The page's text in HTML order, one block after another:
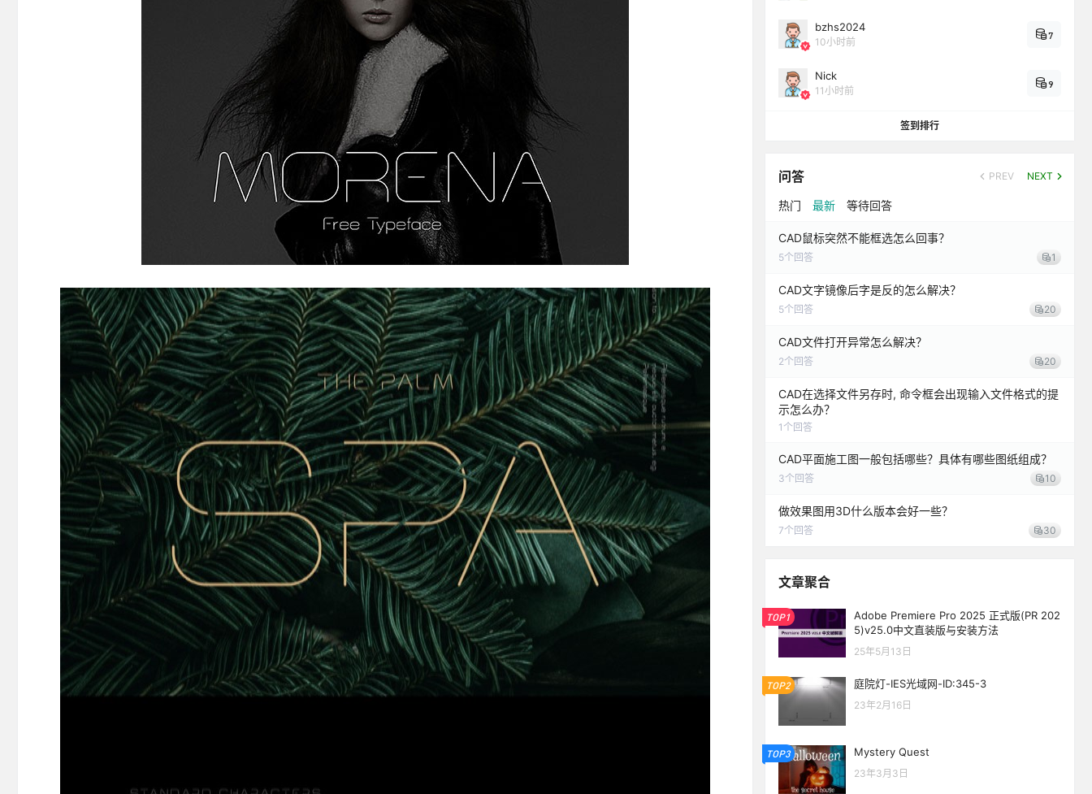
bzhs2024
10小时前
7
Nick
11小时前
9
签到排行
问答 PREV NEXT
热门 最新 等待回答
CAD鼠标突然不能框选怎么回事？
5个回答 1
CAD文字镜像后字是反的怎么解决？
5个回答 20
CAD文件打开异常怎么解决？
2个回答 20
CAD在选择文件另存时, 命令框会出现输入文件格式的提
示怎么办？
1 个回答
CAD平面施工图一般包括哪些？具体有哪些图纸组成？
3个回答 10
做效果图用3D什么版本会好一些？
7个回答 30
文章聚合
TOP1
Adobe Premiere Pro 2025 正式版(PR 202
5)v25.0中文直装版与安装方法
25年5月13日
TOP2 庭院灯-IES光域网-ID:345-3
23年2月16日
TOP3 Mystery Quest
23年3月3日